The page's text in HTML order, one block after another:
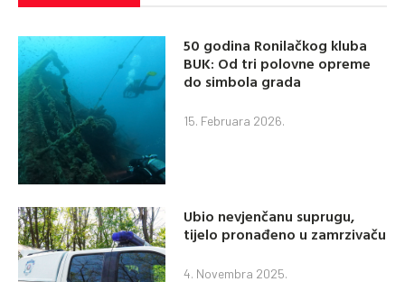
50 godina Ronilačkog kluba
BUK: Od tri polovne opreme
do simbola grada
15. Februara 2026.
Ubio nevjenčanu suprugu,
tijelo pronađeno u zamrzivaču
4. Novembra 2025.